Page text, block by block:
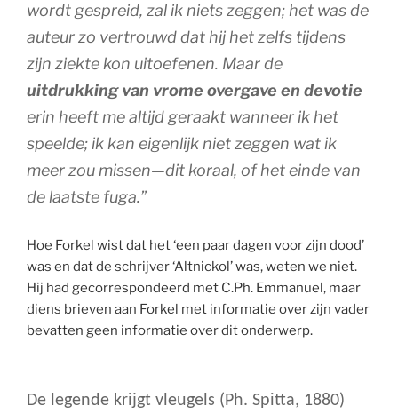
wordt gespreid, zal ik niets zeggen; het was de
auteur zo vertrouwd dat hij het zelfs tijdens
zijn ziekte kon uitoefenen. Maar de
uitdrukking van vrome overgave en devotie
erin heeft me altijd geraakt wanneer ik het
speelde; ik kan eigenlijk niet zeggen wat ik
meer zou missen—dit koraal, of het einde van
de laatste fuga.”
Hoe Forkel wist dat het ‘een paar dagen voor zijn dood’
was en dat de schrijver ‘Altnickol’ was, weten we niet.
Hij had gecorrespondeerd met C.Ph. Emmanuel, maar
diens brieven aan Forkel met informatie over zijn vader
bevatten geen informatie over dit onderwerp.
De legende krijgt vleugels (Ph. Spitta, 1880)